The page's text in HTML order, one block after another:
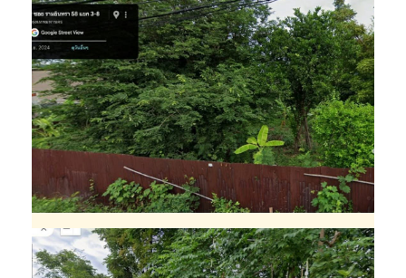
ม
บ
ริ
ก
า